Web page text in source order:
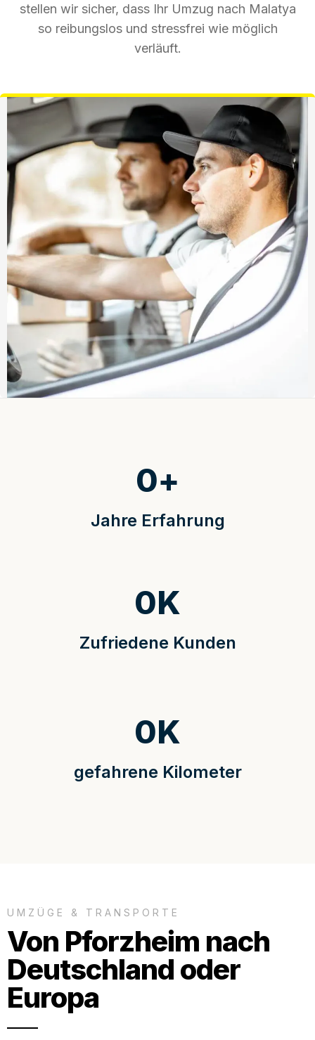
stellen wir sicher, dass Ihr Umzug nach Malatya
so reibungslos und stressfrei wie möglich
verläuft.
Jahre Erfahrung
0+
Zufriedene Kunden
0K
gefahrene Kilometer
0K
UMZÜGE & TRANSPORTE
Von Pforzheim nach
Deutschland oder
Europa